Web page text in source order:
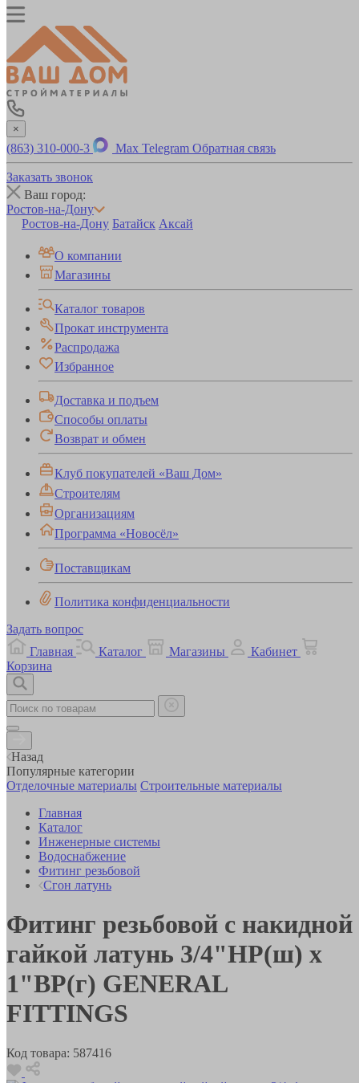
×
(863) 310-000-3 Max Telegram Обратная связь
Заказать звонок
Ваш город:
Ростов-на-Дону
Ростов-на-Дону Батайск Аксай
О компании
Магазины
Каталог товаров
Прокат инструмента
Распродажа
Избранное
Доставка и подъем
Способы оплаты
Возврат и обмен
Клуб покупателей «Ваш Дом»
Строителям
Организациям
Программа «Новосёл»
Поставщикам
Политика конфиденциальности
Задать вопрос
Главная
Каталог Магазины
Кабинет
Корзина
Назад
Популярные категории
Отделочные материалы Строительные материалы
Главная
Каталог
Инженерные системы
Водоснабжение
Фитинг резьбовой
Сгон латунь
Фитинг резьбовой с накидной
гайкой латунь 3/4"НР(ш) х
1"ВР(г) GENERAL
FITTINGS
Код товара: 587416